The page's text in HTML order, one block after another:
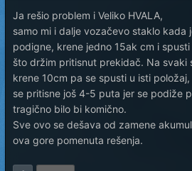
Ja rešio problem i Veliko HVALA,
samo mi i dalje vozačevo staklo kada
podigne, krene jedno 15ak cm i
što držim pritisnut prekidač. Na
krene 10cm pa se spusti u isti
se pritisne još 4-5 puta jer se podiže
tragično bilo bi komično.
Sve ovo se dešava od zamene
ova gore pomenuta rešenja.